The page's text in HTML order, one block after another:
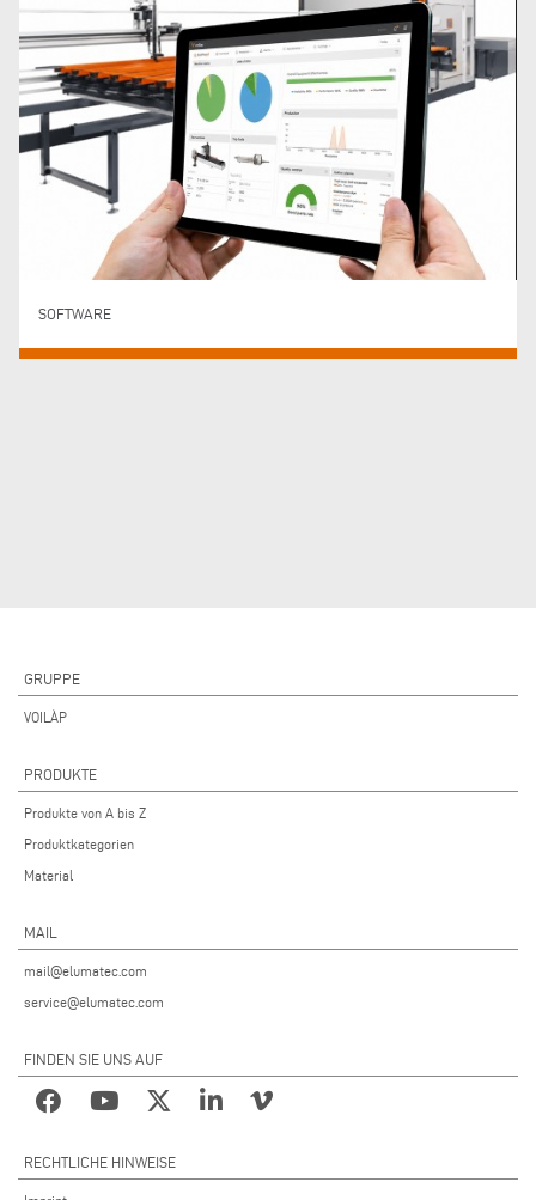
SOFTWARE
GRUPPE
VOILÀP
PRODUKTE
Produkte von A bis Z
Produktkategorien
Material
MAIL
mail@elumatec.com
service@elumatec.com
FINDEN SIE UNS AUF
RECHTLICHE HINWEISE